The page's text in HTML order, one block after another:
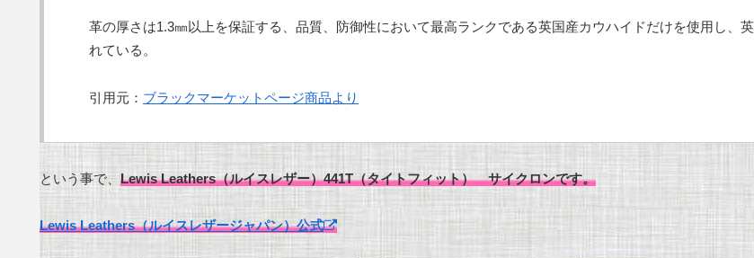
革の厚さは1.3㎜以上を保証する、品質、防御性において最高ランクである英国産カウハイドだけを使用し、
れている。
引用元： ブラックマーケットページ商品より
という事で、 Lewis Leathers（ルイスレザー）441T（タイトフィット） サイクロンです。
Lewis Leathers（ルイスレザージャパン）公式